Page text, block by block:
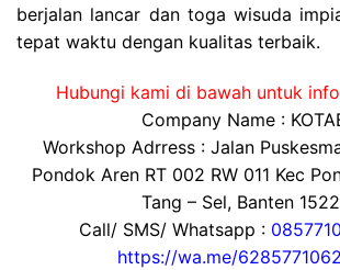
berjalan lancar dan toga wisuda
tepat waktu dengan kualitas terbaik.
Hubungi kami di bawah untuk
Company Name :
Workshop Adrress : Jalan
Pondok Aren RT 002 RW 011 Kec
Tang – Sel, Banten
Call/ SMS/ Whatsapp :
https://wa.me/